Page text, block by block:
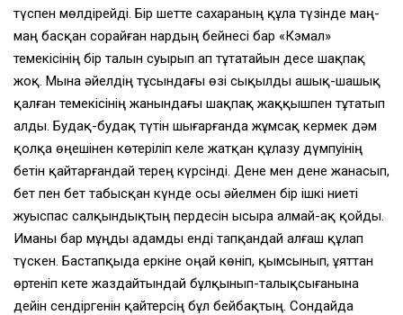
түспен мөлдiрейдi. Бiр шетте сахараның құла түзiнде маң-
маң басқан сорайған нардың бейнесi бар «Кэмал»
темекiсiнiң бiр талын суырып ап тұтатайын десе шақпақ
жоқ. Мына әйелдiң тұсындағы өзi сықылды ашық-шашық
қалған темекiсiнiң жанындағы шақпақ жаққышпен тұтатып
алды. Будақ-будақ түтiн шығарғанда жұмсақ кермек дәм
қолқа өңешiнен көтерiлiп келе жатқан құлазу дүмпуiнiң
бетiн қайтарғандай терең күрсiндi. Дене мен дене жанасып,
бет пен бет табысқан күнде осы әйелмен бiр iшкi ниетi
жуыспас салқындықтың пердесiн ысыра алмай-ақ қойды.
Иманы бар мұңды адамды ендi тапқандай алғаш құлап
түскен. Бастапқыда еркiне оңай көнiп, қымсынып, ұяттан
өртенiп кете жаздайтындай бұлқынып-талықсығанына
дейiн сендiргенiн қайтерсiң бұл бейбақтың. Сондайда